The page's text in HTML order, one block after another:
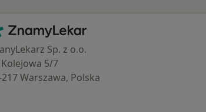
- Hlavní stránka
Sp. z o.o.
5/7
217 Warszawa, Polska